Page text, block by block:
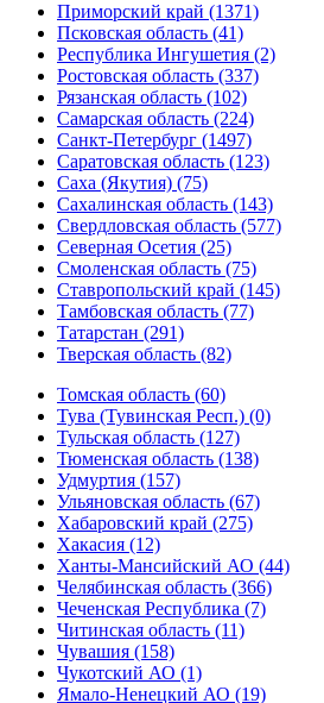
Приморский край (1371)
Псковская область (41)
Республика Ингушетия (2)
Ростовская область (337)
Рязанская область (102)
Самарская область (224)
Санкт-Петербург (1497)
Саратовская область (123)
Саха (Якутия) (75)
Сахалинская область (143)
Свердловская область (577)
Северная Осетия (25)
Смоленская область (75)
Ставропольский край (145)
Тамбовская область (77)
Татарстан (291)
Тверская область (82)
Томская область (60)
Тува (Тувинская Респ.) (0)
Тульская область (127)
Тюменская область (138)
Удмуртия (157)
Ульяновская область (67)
Хабаровский край (275)
Хакасия (12)
Ханты-Мансийский АО (44)
Челябинская область (366)
Чеченская Республика (7)
Читинская область (11)
Чувашия (158)
Чукотский АО (1)
Ямало-Ненецкий АО (19)